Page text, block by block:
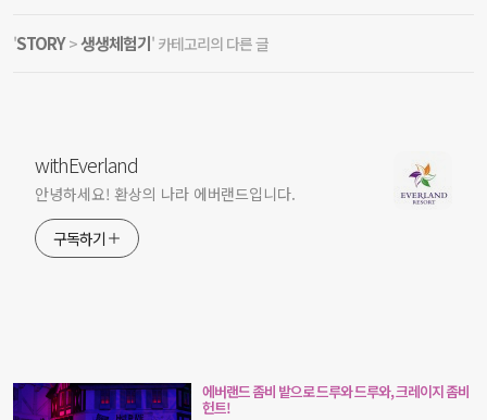
'STORY>생생체험기' 카테고리의 다른 글
withEverland
안녕하세요! 환상의 나라 에버랜드입니다.
구독하기
에버랜드 좀비 밭으로 드루와 드루와, 크레이지 좀비
헌트!